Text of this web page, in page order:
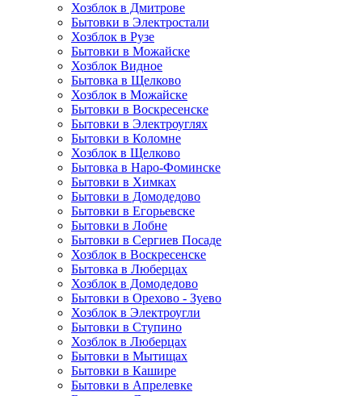
Хозблок в Дмитрове
Бытовки в Электростали
Хозблок в Рузе
Бытовки в Можайске
Хозблок Видное
Бытовкa в Щелково
Хозблок в Можайске
Бытовки в Воскресенске
Бытовки в Электроуглях
Бытовки в Коломне
Хозблок в Щелково
Бытовка в Наро-Фоминске
Бытовки в Химках
Бытовки в Домодедово
Бытовки в Егорьевске
Бытовки в Лобне
Бытовки в Сергиев Посаде
Хозблок в Воскресенске
Бытовка в Люберцах
Хозблок в Домодедово
Бытовки в Орехово - Зуево
Хозблок в Электроугли
Бытовки в Ступино
Хозблок в Люберцах
Бытовки в Мытищах
Бытовки в Кашире
Бытовки в Апрелевке